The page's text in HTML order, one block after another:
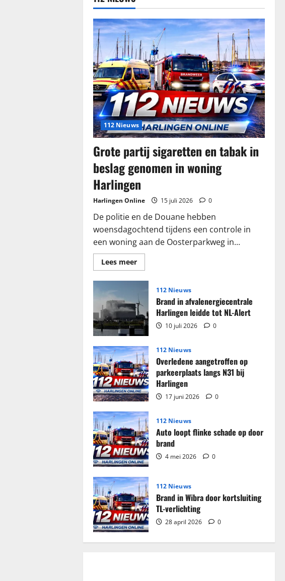
112 Nieuws
Grote partij sigaretten en tabak in
beslag genomen in woning
Harlingen
Harlingen Online 15 juli 2026 0
De politie en de Douane hebben
woensdagochtend tijdens een controle in
een woning aan de Oosterparkweg in...
Lees meerLees
meer
Grote
sigaretten
en
tabak
in
beslag
genomen
in
woning
Harlingen
112 Nieuws
Brand in afvalenergiecentrale
Harlingen leidde tot NL-Alert
10 juli 2026 0
112 Nieuws
Overledene aangetroffen op
parkeerplaats langs N31 bij
Harlingen
17 juni 2026 0
112 Nieuws
Auto loopt flinke schade op door
brand
4 mei 2026 0
112 Nieuws
Brand in Wibra door kortsluiting
TL-verlichting
28 april 2026 0